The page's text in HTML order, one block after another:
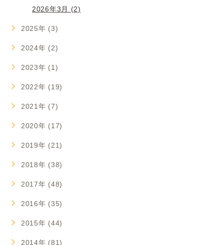
2026年3月 (2)
2025年 (3)
2024年 (2)
2023年 (1)
2022年 (19)
2021年 (7)
2020年 (17)
2019年 (21)
2018年 (38)
2017年 (48)
2016年 (35)
2015年 (44)
2014年 (81)